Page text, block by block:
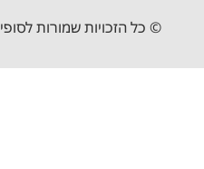
© כל הזכויות שמורות